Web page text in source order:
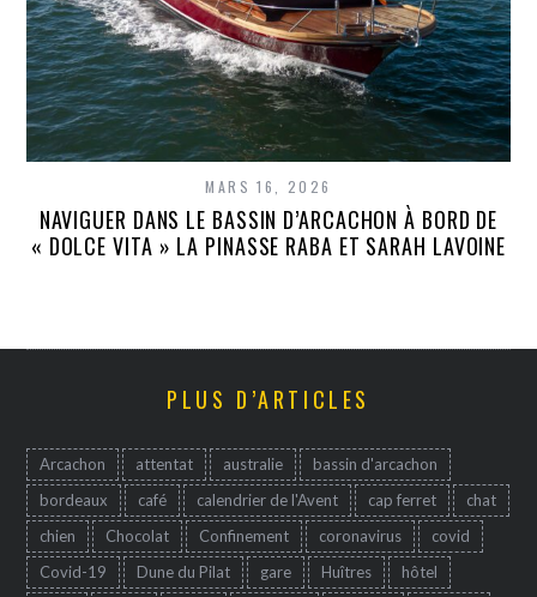
MARS 16, 2026
NAVIGUER DANS LE BASSIN D’ARCACHON À BORD DE
« DOLCE VITA » LA PINASSE RABA ET SARAH LAVOINE
PLUS D’ARTICLES
Arcachon attentat australie
bassin d'arcachon
bordeaux
café calendrier de l'Avent cap ferret
chat
chien
Chocolat Confinement coronavirus
covid
Covid-19
Dune du Pilat gare Huîtres
hôtel